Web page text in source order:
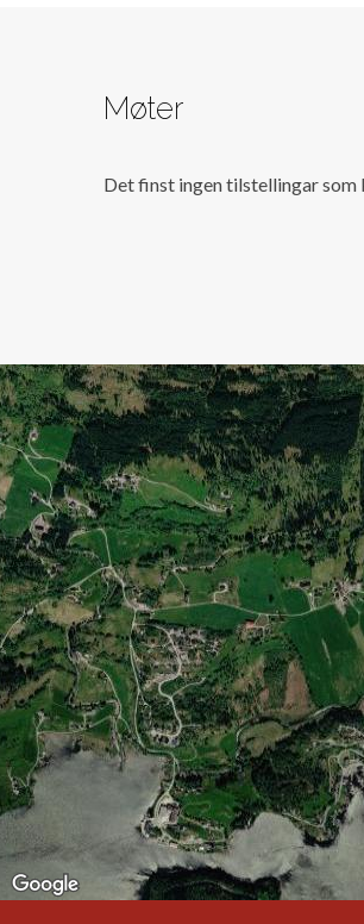
Møter
Det finst ingen tilstellingar som